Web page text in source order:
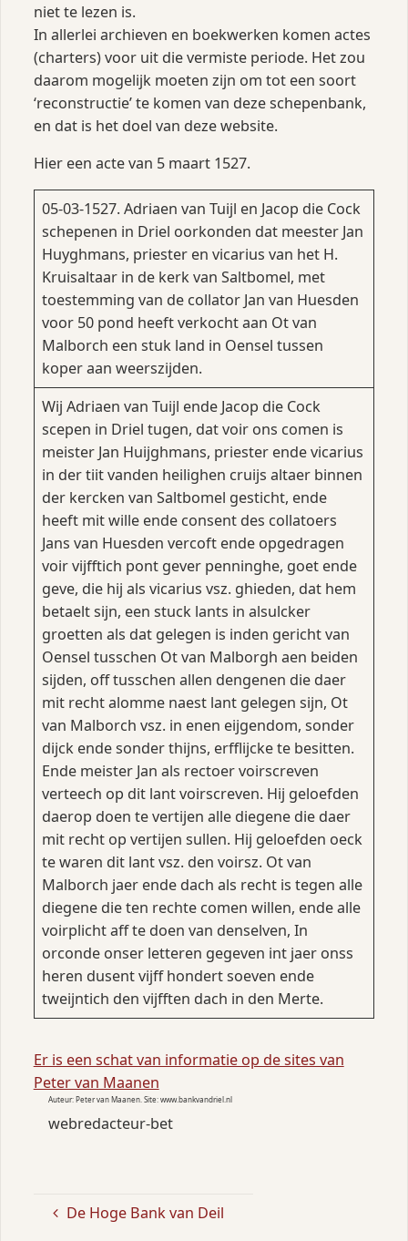
niet te lezen is.
In allerlei archieven en boekwerken komen actes
(charters) voor uit die vermiste periode. Het zou
daarom mogelijk moeten zijn om tot een soort
‘reconstructie’ te komen van deze schepenbank,
en dat is het doel van deze website.
Hier een acte van 5 maart 1527.
05-03-1527. Adriaen van Tuijl en Jacop die Cock
schepenen in Driel oorkonden dat meester Jan
Huyghmans, priester en vicarius van het H.
Kruisaltaar in de kerk van Saltbomel, met
toestemming van de collator Jan van Huesden
voor 50 pond heeft verkocht aan Ot van
Malborch een stuk land in Oensel tussen
koper aan weerszijden.
Wij Adriaen van Tuijl ende Jacop die Cock
scepen in Driel tugen, dat voir ons comen is
meister Jan Huijghmans, priester ende vicarius
in der tiit vanden heilighen cruijs altaer binnen
der kercken van Saltbomel gesticht, ende
heeft mit wille ende consent des collatoers
Jans van Huesden vercoft ende opgedragen
voir vijfftich pont gever penninghe, goet ende
geve, die hij als vicarius vsz. ghieden, dat hem
betaelt sijn, een stuck lants in alsulcker
groetten als dat gelegen is inden gericht van
Oensel tusschen Ot van Malborgh aen beiden
sijden, off tusschen allen dengenen die daer
mit recht alomme naest lant gelegen sijn, Ot
van Malborch vsz. in enen eijgendom, sonder
dijck ende sonder thijns, erfflijcke te besitten.
Ende meister Jan als rectoer voirscreven
verteech op dit lant voirscreven. Hij geloefden
daerop doen te vertijen alle diegene die daer
mit recht op vertijen sullen. Hij geloefden oeck
te waren dit lant vsz. den voirsz. Ot van
Malborch jaer ende dach als recht is tegen alle
diegene die ten rechte comen willen, ende alle
voirplicht aff te doen van denselven, In
orconde onser letteren gegeven int jaer onss
heren dusent vijff hondert soeven ende
tweijntich den vijfften dach in den Merte.
Er is een schat van informatie op de sites van
Peter van Maanen
Auteur: Peter van Maanen. Site: www.bankvandriel.nl
webredacteur-bet
De Hoge Bank van Deil